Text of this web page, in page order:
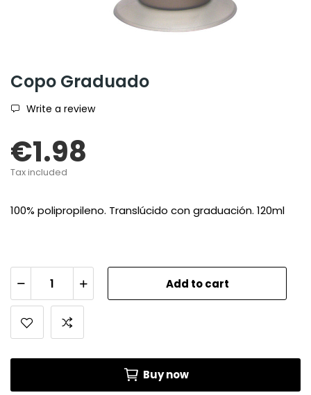
Copo Graduado
Write a review
€1.98
Tax included
100% polipropileno. Translúcido con graduación. 120ml
Add to cart
Buy now